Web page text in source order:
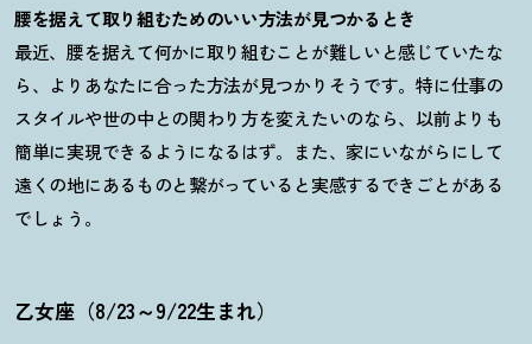
腰を据えて取り組むためのいい方法が見つかるとき
最近、腰を据えて何かに取り組むことが難しいと感じていたな
ら、よりあなたに合った方法が見つかりそうです。特に仕事の
スタイルや世の中との関わり方を変えたいのなら、以前よりも
簡単に実現できるようになるはず。また、家にいながらにして
遠くの地にあるものと繋がっていると実感するできごとがある
でしょう。
乙女座（8/23～9/22生まれ）